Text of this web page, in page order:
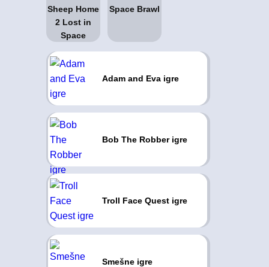
Adam and Eva igre
Bob The Robber igre
Troll Face Quest igre
Smešne igre